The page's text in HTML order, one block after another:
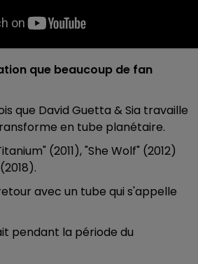
que beaucoup de fan
que David Guetta & Sia travaille
en tube planétaire.
(2011), "She Wolf" (2012)
avec un tube qui s'appelle
pendant la période du